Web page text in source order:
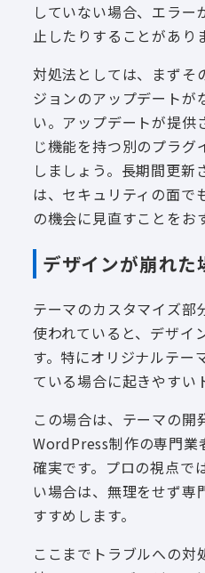
していない場合、エラ
止したりすることがあり
対処法としては、まずそ
ジョンのアップデートが
い。アップデートが提供
じ機能を持つ別のプラグ
しましょう。長期間更新
は、セキュリティの面で
の機会に見直すことをお
デザインが崩れた
テーマのカスタマイズ部
使われていると、デザイ
す。特にオリジナルテー
ている場合に起きやすい
この場合は、テーマの開
WordPress制作の専門業
確実です。プロの視点で
い場合は、無理をせず専
すすめします。
ここまでトラブルへの対